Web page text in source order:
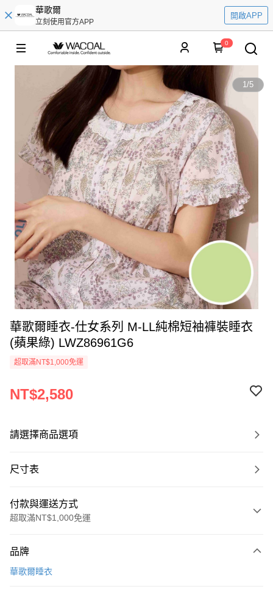
華歌爾
立刻使用官方APP
開啟APP
0
1/5
華歌爾睡衣-仕女系列 M-LL純棉短袖褲裝睡衣
(蘋果綠) LWZ86961G6
超取滿NT$1,000免運
NT$2,580
請選擇商品選項
尺寸表
付款與運送方式
超取滿NT$1,000免運
信用卡一次付款
品牌
華歌爾睡衣